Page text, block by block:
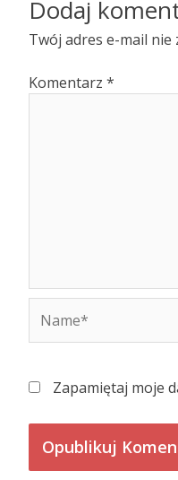
Dodaj
Twój adres e-mail
Komentarz *
Zapamiętaj moje